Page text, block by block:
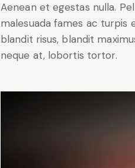
Aenean et egestas nulla.
malesuada fames ac turpis
blandit risus, blandit
neque at, lobortis tortor.